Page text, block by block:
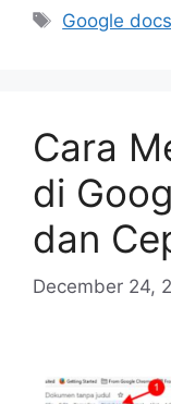
Tags
Google docs
Cara
di
dan
December 24,